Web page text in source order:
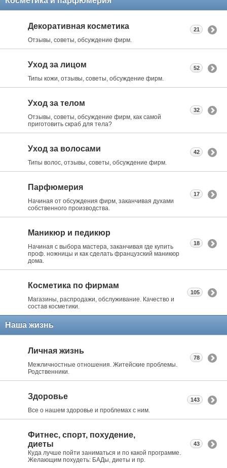
Декоративная косметика
Отзывы, советы, обсуждение фирм.
21
Уход за лицом
Типы кожи, отзывы, советы, обсуждение фирм.
52
Уход за телом
Отзывы, советы, обсуждение фирм, как самой
приготовить скраб для тела?
32
Уход за волосами
Типы волос, отзывы, советы, обсуждение фирм.
42
Парфюмерия
Начиная от обсуждения фирм, заканчивая духами
собственного производства.
17
Маникюр и педикюр
Начиная с выбора мастера, заканчивая где купить
проф. ножницы и как сделать французский маникюр
дома.
18
Косметика по фирмам
Магазины, распродажи, обслуживание. Качество и
состав косметики.
105
Наша жизнь
Личная жизнь
Межличностные отношения. Житейские проблемы.
Родственники.
78
Здоровье
Все о нашем здоровье и проблемах с ним.
143
Фитнес, спорт, похудение,
диеты
Куда лучше пойти заниматься и по какой программе.
Желающим похудеть: БАДы, диеты и пр.
43